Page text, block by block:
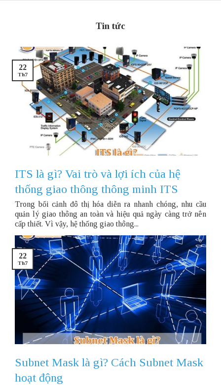
Tin tức
ITS là gì? Vai trò và lợi ích của hệ
thống giao thông thông minh ITS
Trong bối cảnh đô thị hóa diễn ra nhanh chóng, nhu cầu
quản lý giao thông an toàn và hiệu quả ngày càng trở nên
cấp thiết. Vì vậy, hệ thống giao thông...
22
Th7
Subnet Mask là gì? Cách Subnet Mask
hoạt động
22
Th7